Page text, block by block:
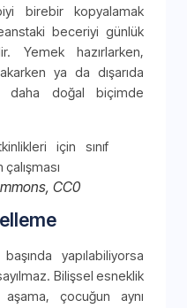
birebir kopyalamak
beceriyi günlük
Yemek hazırlarken,
ya da dışarıda
daha doğal biçimde
CC0
yapılabiliyorsa
Bilişsel esneklik
çocuğun aynı